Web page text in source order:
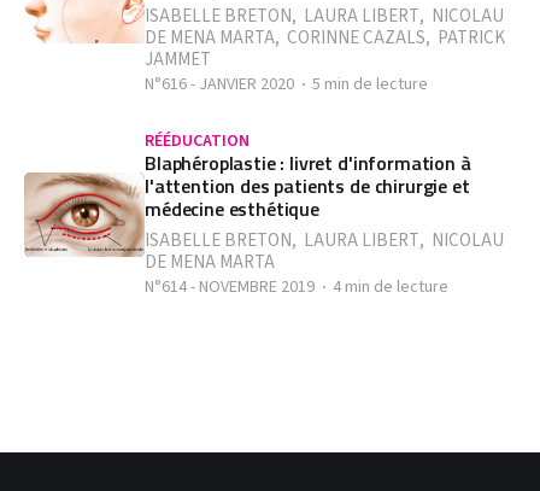
ISABELLE BRETON, LAURA LIBERT, NICOLAU
DE MENA MARTA, CORINNE CAZALS, PATRICK
JAMMET
N°616 - JANVIER 2020 5 min de lecture
RÉÉDUCATION
Blaphéroplastie : livret d'information à
l'attention des patients de chirurgie et
médecine esthétique
ISABELLE BRETON, LAURA LIBERT, NICOLAU
DE MENA MARTA
N°614 - NOVEMBRE 2019 4 min de lecture